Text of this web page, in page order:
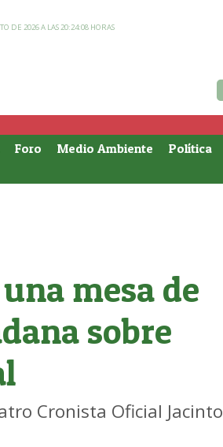
DE 2026 A LAS 20:24:08 HORAS
Foro Medio Ambiente Política
mesa de
sobre
Cronista Oficial Jacinto